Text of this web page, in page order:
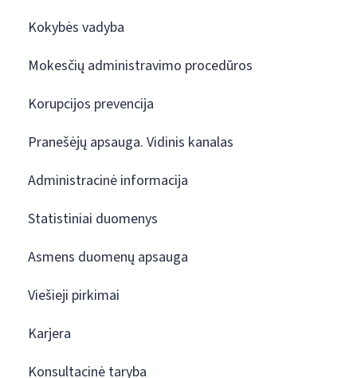
Kokybės vadyba
Mokesčių administravimo procedūros
Korupcijos prevencija
Pranešėjų apsauga. Vidinis kanalas
Administracinė informacija
Statistiniai duomenys
Asmens duomenų apsauga
Viešieji pirkimai
Karjera
Konsultacinė taryba